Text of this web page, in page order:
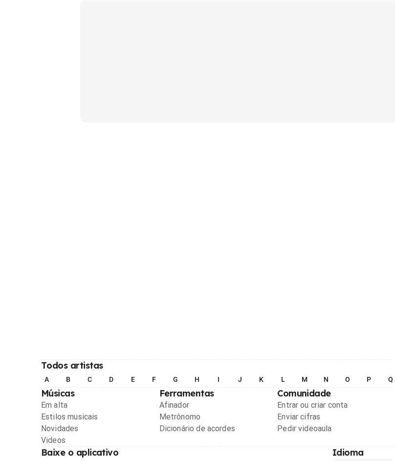
Todos artistas
A B C D E F G H I J K L M N O P Q
Músicas
Em alta
Estilos musicais
Novidades
Videos
Ferramentas
Afinador
Metrônomo
Dicionário de acordes
Comunidade
Entrar ou criar conta
Enviar cifras
Pedir videoaula
Baixe o aplicativo Idioma